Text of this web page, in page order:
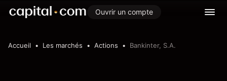
Ouvrir un compte
Accueil Les marchés Actions Bankinter, S.A.